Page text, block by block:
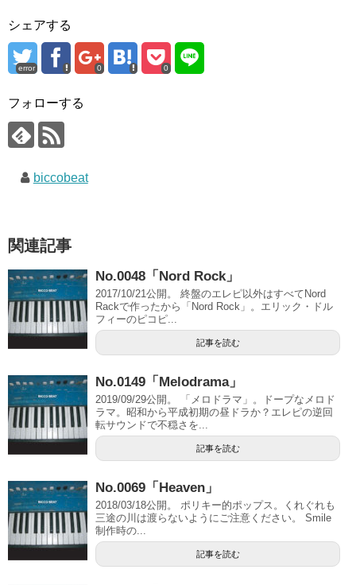
シェアする
error 0 0
フォローする
biccobeat
関連記事
No.0048「Nord Rock」
2017/10/21公開。 終盤のエレピ以外はすべてNord
Rackで作ったから「Nord Rock」。エリック・ドル
フィーのピコピ...
記事を読む
No.0149「Melodrama」
2019/09/29公開。 「メロドラマ」。ドープなメロド
ラマ。昭和から平成初期の昼ドラか？エレピの逆回
転サウンドで不穏さを...
記事を読む
No.0069「Heaven」
2018/03/18公開。 ポリキー的ポップス。くれぐれも
三途の川は渡らないようにご注意ください。 Smile
制作時の...
記事を読む